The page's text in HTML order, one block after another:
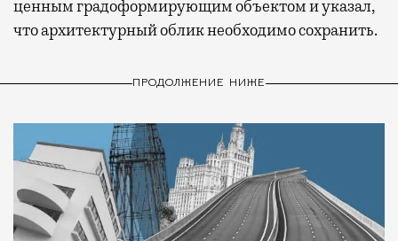
ценным градоформирующим объектом и указал,
что архитектурный облик необходимо сохранить.
ПРОДОЛЖЕНИЕ НИЖЕ